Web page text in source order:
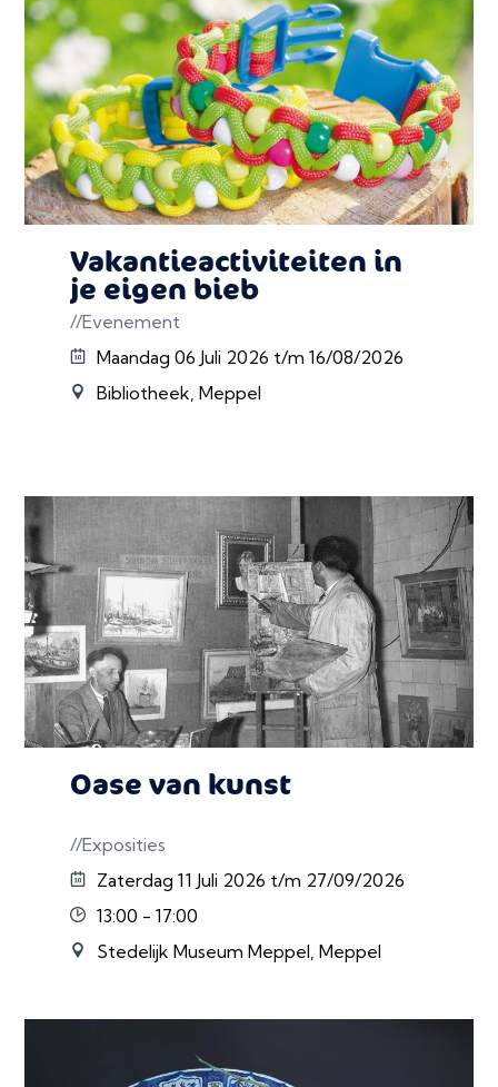
Vakantieactiviteiten in
je eigen bieb
//Evenement
Maandag 06 Juli 2026 t/m 16/08/2026
Bibliotheek, Meppel
Oase van kunst
//Exposities
Zaterdag 11 Juli 2026 t/m 27/09/2026
13:00 - 17:00
Stedelijk Museum Meppel, Meppel